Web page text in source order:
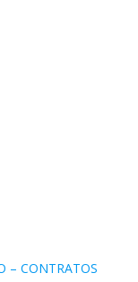
– CONTRATOS